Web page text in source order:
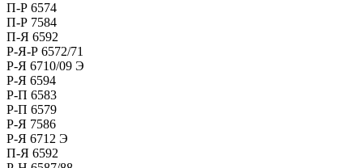
П-Р 6574
П-Р 7584
П-Я 6592
Р-Я-Р 6572/71
Р-Я 6710/09 Э
Р-Я 6594
Р-П 6583
Р-П 6579
Р-Я 7586
Р-Я 6712 Э
П-Я 6592